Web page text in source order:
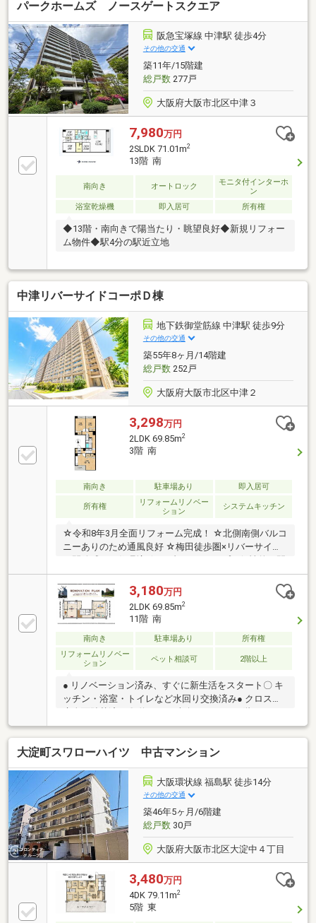
パークホームズ ノースゲートスクエア
阪急宝塚線 中津駅 徒歩4分
その他の交通
築11年/15階建
総戸数277戸
大阪府大阪市北区中津３
7,980万円
2SLDK 71.01m2
13階 南
南向き オートロック
モニタ付インターホ
ン
浴室乾燥機
即入居可 所有権
◆13階・南向きで陽当たり・眺望良好◆新規リフォー
ム物件◆駅4分の駅近立地
中津リバーサイドコーポＤ棟
地下鉄御堂筋線 中津駅 徒歩9分
その他の交通
築55年8ヶ月/14階建
総戸数252戸
大阪府大阪市北区中津２
3,298万円
2LDK 69.85m2
3階 南
南向き 駐車場あり 即入居可
所有権
リフォームリノベー
ション
システムキッチン
☆令和8年3月全面リフォーム完成！ ☆北側南側バルコ
ニーありのため通風良好 ☆梅田徒歩圏×リバーサイド
取り ☆空家につき即入居可
3,180万円
2LDK 69.85m2
11階 南
南向き 駐車場あり
所有権
リフォームリノベー
ション
ペット相談可 2階以上
● リノベーション済み、すぐに新生活をスタート〇 キ
ッチン・浴室・トイレなど水回り交換済み● クロス・
眺望・通風良好〇 梅田徒歩圏・中津駅徒歩9分● ペッ
トと暮らせる住まい（規約による制限あり）〇 売主物
件につきお気軽にご相談ください！『素材や色味にも
こだわり、毎日を心地よく過ごせる空間へリノベーシ
ョン。住みやすさはもちろん、デザインにもこだわっ
たcozyplanならではの一邸です。』リノベーション向
け中古物件をお探しの方も、リノベーション済み物件
をご検討中の方も、お気軽にご相談ください！
大淀町スワローハイツ 中古マンション
大阪環状線 福島駅 徒歩14分
その他の交通
築46年5ヶ月/6階建
総戸数30戸
大阪府大阪市北区大淀中４丁目
3,480万円
4DK 79.11m2
5階 東